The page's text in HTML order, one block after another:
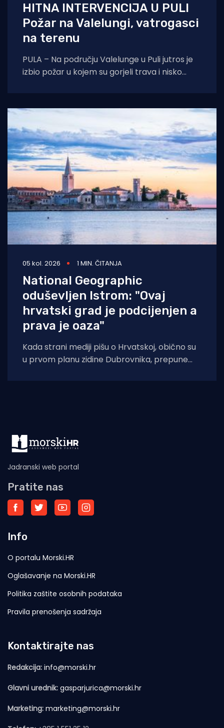
HITNA INTERVENCIJA U PULI
Požar na Valelungi, vatrogasci
na terenu
PULA – Na području Valelunge u Puli jutros je
izbio požar u kojem su gorjeli trava i nisko
05 kol. 2026 1 MIN. ČITANJA
National Geographic
oduševljen Istrom: "Ovaj
hrvatski grad je podcijenjen a
prava je oaza"
Kada strani mediji pišu o Hrvatskoj, obično su
u prvom planu zidine Dubrovnika, prepune
Jadranski web portal
Pratite nas
Info
O portalu Morski.HR
Oglašavanje na Morski.HR
Politika zaštite osobnih podataka
Pravila prenošenja sadržaja
Kontaktirajte nas
Redakcija: info@morski.hr
Glavni urednik: gasparjurica@morski.hr
Marketing: marketing@morski.hr